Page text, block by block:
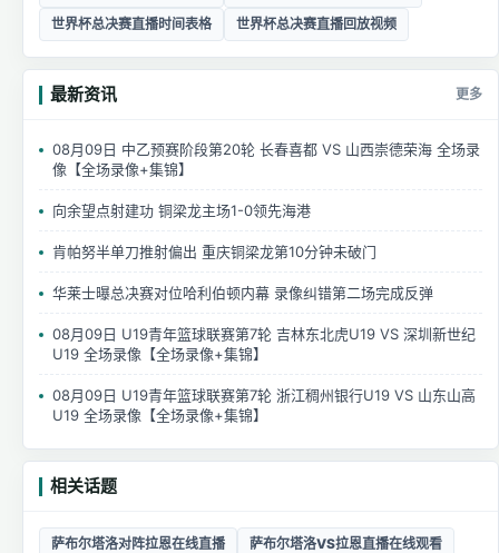
世界杯总决赛直播时间表格
世界杯总决赛直播回放视频
最新资讯 更多
08月09日 中乙预赛阶段第20轮 长春喜都 VS 山西崇德荣海 全场录
像【全场录像+集锦】
向余望点射建功 铜梁龙主场1-0领先海港
肯帕努半单刀推射偏出 重庆铜梁龙第10分钟未破门
华莱士曝总决赛对位哈利伯顿内幕 录像纠错第二场完成反弹
08月09日 U19青年篮球联赛第7轮 吉林东北虎U19 VS 深圳新世纪
U19 全场录像【全场录像+集锦】
08月09日 U19青年篮球联赛第7轮 浙江稠州银行U19 VS 山东山高
U19 全场录像【全场录像+集锦】
相关话题
萨布尔塔洛对阵拉恩在线直播
萨布尔塔洛VS拉恩直播在线观看